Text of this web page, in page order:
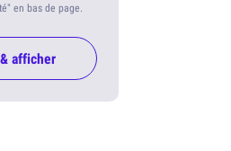
en bas de page.
afficher